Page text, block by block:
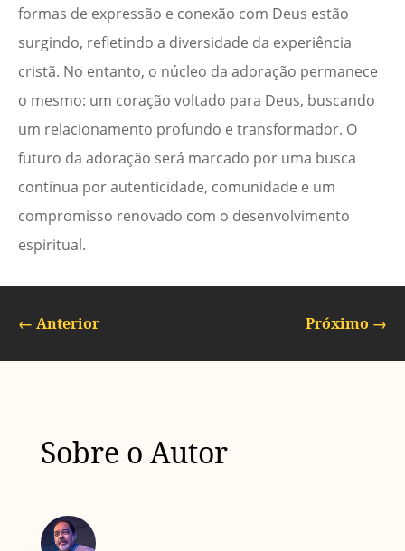
formas de expressão e conexão com Deus estão
surgindo, refletindo a diversidade da experiência
cristã. No entanto, o núcleo da adoração permanece
o mesmo: um coração voltado para Deus, buscando
um relacionamento profundo e transformador. O
futuro da adoração será marcado por uma busca
contínua por autenticidade, comunidade e um
compromisso renovado com o desenvolvimento
espiritual.
← Anterior Próximo →
Sobre o Autor